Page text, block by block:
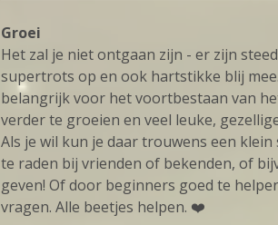
Groei
Het zal je niet ontgaan zijn - er zijn
supertrots op en ook hartstikke blij
belangrijk voor het voortbestaan van
verder te groeien en veel leuke,
Als je wil kun je daar trouwens een
te raden bij vrienden of bekenden, of
geven! Of door beginners goed te
vragen. Alle beetjes helpen. ❤️